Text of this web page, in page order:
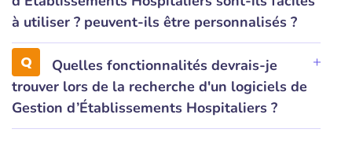
à utiliser ? peuvent-ils être personnalisés ?
Quelles fonctionnalités devrais-je
trouver lors de la recherche d'un logiciels de
Gestion d’Établissements Hospitaliers ?